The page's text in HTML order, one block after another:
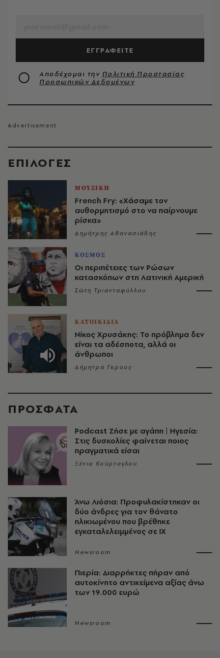
EΠΙΛΟΓΈΣ
ΜΟΥΣΙΚΗ
French Fry: «Χάσαμε τον
αυθορμητισμό στο να παίρνουμε
ρίσκα»
Δημήτρης Αθανασιάδης
ΚΟΣΜΟΣ
Οι περιπέτειες των Ρώσων
κατασκόπων στη Λατινική Αμερική
Σώτη Τριανταφύλλου
ΚΑΤΟΙΚΙΔΙΑ
Νίκος Χρυσάκης: Το πρόβλημα δεν
είναι τα αδέσποτα, αλλά οι
άνθρωποι
Δήμητρα Γκρους
ΕΓΓΡΑΦΕΙΤΕ
Αποδέχομαι την Πολιτική Προστασίας
Προσωπικών Δεδομένων
ΠΡΟΣΦΑΤΑ
Podcast Ζήσε με αγάπη | Ηγεσία:
Στις δυσκολίες φαίνεται ποιος
πραγματικά είσαι
Ξένια Κούρτογλου
Άνω Λιόσια: Προφυλακίστηκαν οι
δύο άνδρες για τον θάνατο
ηλικιωμένου που βρέθηκε
εγκαταλελειμμένος σε ΙΧ
Newsroom
Πιερία: Διαρρήκτες πήραν από
αυτοκίνητο αντικείμενα αξίας άνω
των 19.000 ευρώ
Newsroom